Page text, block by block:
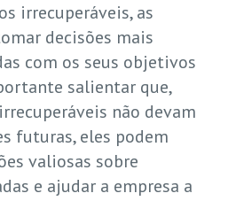
irrecuperáveis, as
decisões mais
com os seus objetivos
salientar que,
não devam
futuras, eles podem
valiosas sobre
e ajudar a empresa a